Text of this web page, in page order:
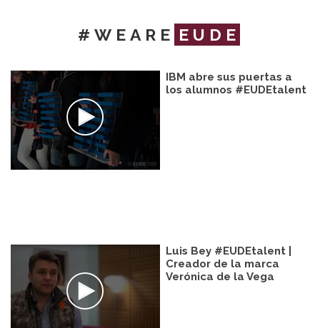
#WEARE EUDE
IBM abre sus puertas a
los alumnos #EUDEtalent
Luis Bey #EUDEtalent |
Creador de la marca
Verónica de la Vega